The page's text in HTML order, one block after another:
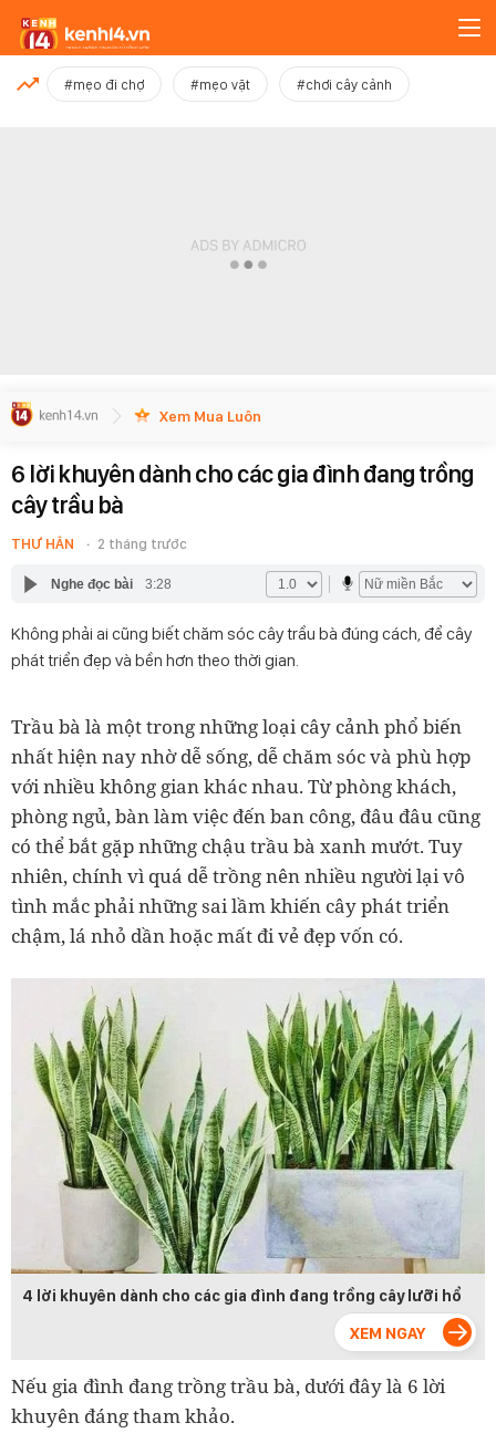
MỚI NHẤT
#mẹo đi chợ #mẹo vặt #chơi cây cảnh
Xem Mua Luôn
6 lời khuyên dành cho các gia đình đang trồng
cây trầu bà
THƯ HÂN 2 tháng trước
Nghe đọc bài 3:28
Không phải ai cũng biết chăm sóc cây trầu bà đúng cách, để cây
phát triển đẹp và bền hơn theo thời gian.
Trầu bà là một trong những loại cây cảnh phổ biến
nhất hiện nay nhờ dễ sống, dễ chăm sóc và phù hợp
với nhiều không gian khác nhau. Từ phòng khách,
phòng ngủ, bàn làm việc đến ban công, đâu đâu cũng
có thể bắt gặp những chậu trầu bà xanh mướt. Tuy
nhiên, chính vì quá dễ trồng nên nhiều người lại vô
tình mắc phải những sai lầm khiến cây phát triển
chậm, lá nhỏ dần hoặc mất đi vẻ đẹp vốn có.
4 lời khuyên dành cho các gia đình đang trồng cây lưỡi hổ
Nếu gia đình đang trồng trầu bà, dưới đây là 6 lời
khuyên đáng tham khảo.